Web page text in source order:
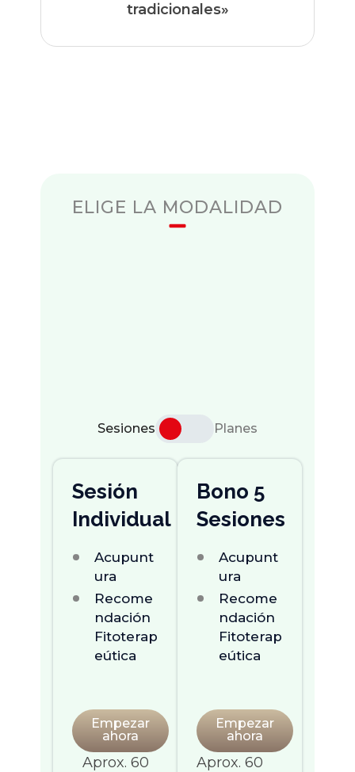
tradicionales»
ELIGE LA MODALIDAD
Sesiones Planes
Sesión
Individual
Acupunt
Ura
Recome
Ndación
Fitoterap
Eútica
Empezar
ahora
Aprox. 60
Bono 5
Sesiones
Acupunt
Ura
Recome
Ndación
Fitoterap
Eútica
Empezar
ahora
Aprox. 60